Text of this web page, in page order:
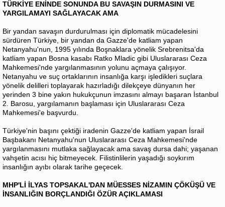
TÜRKİYE ENİNDE SONUNDA BU SAVAŞIN DURMASINI VE
YARGILAMAYI SAĞLAYACAK AMA
Bir yandan savaşın durdurulması için diplomatik mücadelesini
sürdüren Türkiye, bir yandan da Gazze'de katliam yapan
Netanyahu'nun, 1995 yılında Boşnaklara yönelik Srebrenitsa'da
katliam yapan Bosna kasabı Ratko Mladic gibi Uluslararası Ceza
Mahkemesi'nde yargılanmasının yolunu açmaya çalışıyor.
Netanyahu ve suç ortaklarının insanlığa karşı işledikleri suçlara
yönelik delilleri toplayarak hazırladığı dilekçeye dünyanın her
yerinden 3 bine yakın hukukçunun imzasını almayı başaran İstanbul
2. Barosu, yargılamanın başlaması için Uluslararası Ceza
Mahkemesi'e başvurdu.
Türkiye'nin başını çektiği iradenin Gazze'de katliam yapan İsrail
Başbakanı Netanyahu'nun Uluslararası Ceza Mahkemesi'nde
yargılanmasını mutlaka sağlayacak ama savaş dursa dahi; yaşanan
vahşetin acısı hiç bitmeyecek. Filistinlilerin yaşadığı soykırım
insanlığın ayıbı olarak tarihe geçecek.
MHP'Lİ İLYAS TOPSAKAL'DAN MÜESSES NİZAMIN ÇÖKÜŞÜ VE
İNSANLIĞIN BORÇLANDIĞI ÖZÜR AÇIKLAMASI